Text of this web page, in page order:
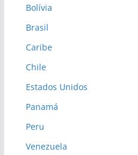
Bolívia
Brasil
Caribe
Chile
Estados Unidos
Panamá
Peru
Venezuela